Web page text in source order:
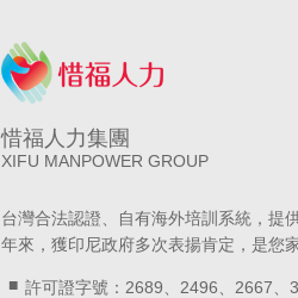
惜福人力集團
XIFU MANPOWER GROUP
台灣合法認證、自有海外培訓系統，提
年來，獲印尼政府多次表揚肯定，是您
許可證字號：2689、2496、2667、